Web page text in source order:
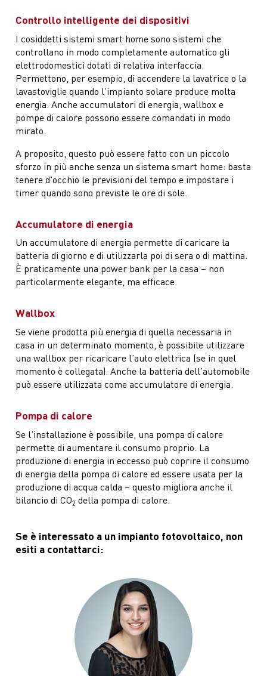
Controllo intelligente dei dispositivi
I cosiddetti sistemi smart home sono sistemi che
controllano in modo completamente automatico gli
elettrodomestici dotati di relativa interfaccia.
Permettono, per esempio, di accendere la lavatrice o la
lavastoviglie quando l’impianto solare produce molta
energia. Anche accumulatori di energia, wallbox e
pompe di calore possono essere comandati in modo
mirato.
A proposito, questo può essere fatto con un piccolo
sforzo in più anche senza un sistema smart home: basta
tenere d’occhio le previsioni del tempo e impostare i
timer quando sono previste le ore di sole.
Accumulatore di energia
Un accumulatore di energia permette di caricare la
batteria di giorno e di utilizzarla poi di sera o di mattina.
È praticamente una power bank per la casa – non
particolarmente elegante, ma efficace.
Wallbox
Se viene prodotta più energia di quella necessaria in
casa in un determinato momento, è possibile utilizzare
una wallbox per ricaricare l’auto elettrica (se in quel
momento è collegata). Anche la batteria dell’automobile
può essere utilizzata come accumulatore di energia.
Pompa di calore
Se l’installazione è possibile, una pompa di calore
permette di aumentare il consumo proprio. La
produzione di energia in eccesso può coprire il consumo
di energia della pompa di calore ed essere usata per la
produzione di acqua calda – questo migliora anche il
bilancio di CO2 della pompa di calore.
Se è interessato a un impianto fotovoltaico, non
esiti a contattarci: